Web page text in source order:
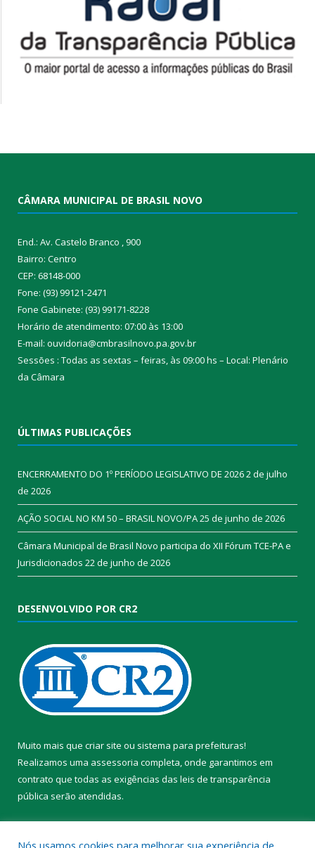
CÂMARA MUNICIPAL DE BRASIL NOVO
End.: Av. Castelo Branco , 900
Bairro: Centro
CEP: 68148-000
Fone: (93) 99121-2471
Fone Gabinete: (93) 99171-8228
Horário de atendimento: 07:00 às 13:00
E-mail: ouvidoria@cmbrasilnovo.pa.gov.br
Sessões : Todas as sextas – feiras, às 09:00 hs – Local: Plenário
da Câmara​
ÚLTIMAS PUBLICAÇÕES
ENCERRAMENTO DO 1º PERÍODO LEGISLATIVO DE 20262 de julho
de 2026
AÇÃO SOCIAL NO KM 50 – BRASIL NOVO/PA25 de junho de 2026
Câmara Municipal de Brasil Novo participa do XII Fórum TCE-PA e
Jurisdicionados 22 de junho de 2026
DESENVOLVIDO POR CR2
Muito mais que criar site ou sistema para prefeituras!
Realizamos uma assessoria completa, onde garantimos em
contrato que todas as exigências das leis de transparência
pública serão atendidas.
Nós usamos cookies para melhorar sua experiência de